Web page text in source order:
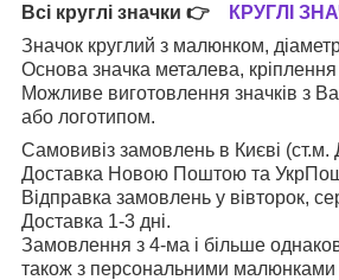
Всі круглі значки 👉
КРУГЛІ
Значок круглий з малюнком,
Основа значка металева, кріплення
Можливе виготовлення значків з
або логотипом.
Самовивіз замовлень в Києві (ст.м.
Доставка Новою Поштою та
Відправка замовлень у вівторок,
Доставка 1-3 дні.
Замовлення з 4-ма і більше
також з персональними малюнками